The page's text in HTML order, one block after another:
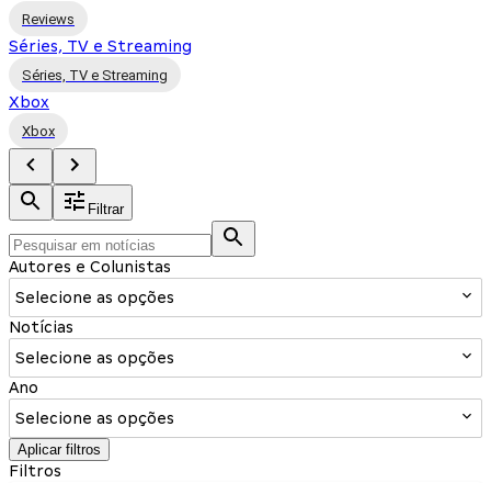
Reviews
Séries, TV e Streaming
Séries, TV e Streaming
Xbox
Xbox
Filtrar
Autores e Colunistas
Selecione as opções
Notícias
Selecione as opções
Ano
Selecione as opções
Aplicar filtros
Filtros